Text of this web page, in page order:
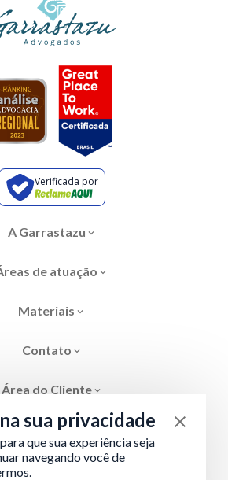
Verificada por
A Garrastazu
de atuação
Materiais
Contato
Área do Cliente
sua privacidade
que sua experiência seja
navegando você de